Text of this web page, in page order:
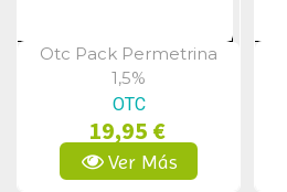
Vista Rápida
Otc Pack Permetrina
1,5%
OTC
19,95 €
Ver Más